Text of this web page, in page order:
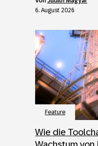
6. August 2026
Feature
Wie die